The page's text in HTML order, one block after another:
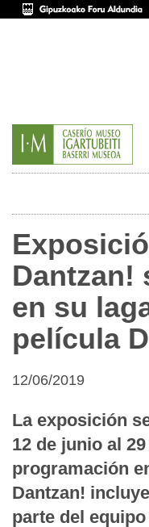
Dantzan!
en su
película
12/06/2019
La exposición
12 de junio al
programación
Dantzan!
parte del